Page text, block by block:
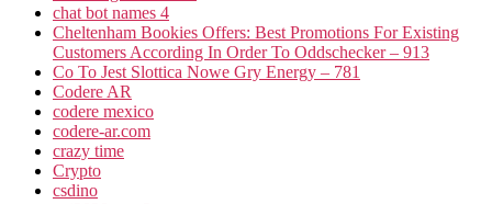
chat bot names 4
Cheltenham Bookies Offers: Best Promotions For Existing
Customers According In Order To Oddschecker – 913
Co To Jest Slottica Nowe Gry Energy – 781
Codere AR
codere mexico
codere-ar.com
crazy time
Crypto
csdino